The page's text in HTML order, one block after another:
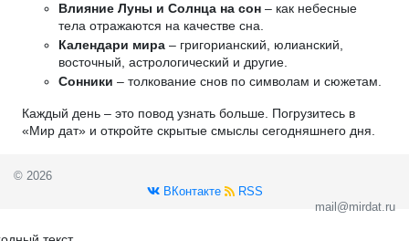
Влияние Луны и Солнца на сон – как небесные
тела отражаются на качестве сна.
Календари мира – григорианский, юлианский,
восточный, астрологический и другие.
Сонники – толкование снов по символам и сюжетам.
Каждый день – это повод узнать больше. Погрузитесь в
«Мир дат» и откройте скрытые смыслы сегодняшнего дня.
© 2026
ВКонтакте
RSS
mail@mirdat.ru